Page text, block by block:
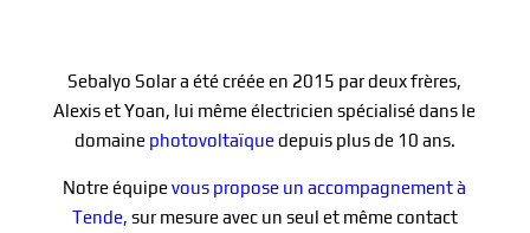
Sebalyo Solar a été créée en 2015 par deux frères,
Alexis et Yoan, lui même électricien spécialisé dans le
domaine photovoltaïquedepuis plus de 10 ans.
Notre équipevous propose un accompagnement à
Tende, sur mesure avec un seul et même contact